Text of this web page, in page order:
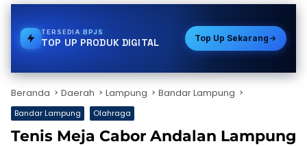
TERSEDIAPULSA
TOP UP PRODUK DIGITAL Top Up Sekarang
Beranda Daerah Lampung Bandar Lampung
Bandar Lampung Olahraga
Tenis Meja Cabor Andalan Lampung